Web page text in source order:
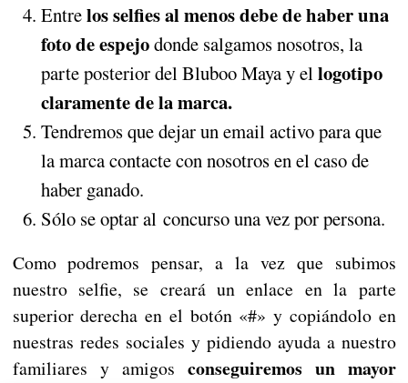
Entrelos selfies al menos debe de haber una
foto de espejodonde salgamos nosotros, la
parte posterior del Bluboo Maya y ellogotipo
claramente de la marca.
Tendremos que dejar un email activo para que
la marca contacte con nosotros en el caso de
haber ganado.
Sólo se optar al concurso una vez por persona.
Como podremos pensar, a la vez que subimos
nuestro selfie, se creará un enlace en la parte
superior derecha en el botón «#» y copiándolo en
nuestras redes sociales y pidiendo ayuda a nuestro
familiares y amigos conseguiremos un mayor